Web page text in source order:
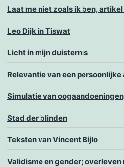
Laat me niet zoals ik ben,
Leo Dijk in Tiswat
Licht in mijn duisternis
Relevantie van een
Simulatie van
Stad der blinden
Teksten van Vincent Bijlo
Validisme en gender; overleven